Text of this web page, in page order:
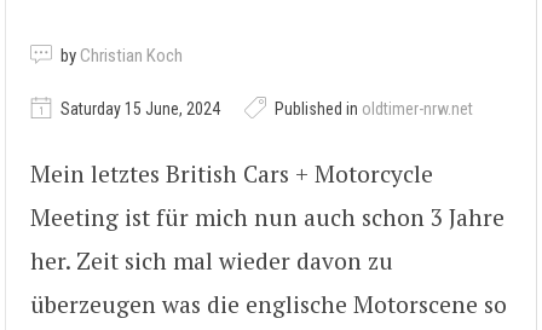
by Christian Koch
Saturday 15 June, 2024 Published in oldtimer-nrw.net
Mein letztes British Cars + Motorcycle
Meeting ist für mich nun auch schon 3 Jahre
her. Zeit sich mal wieder davon zu
überzeugen was die englische Motorscene so